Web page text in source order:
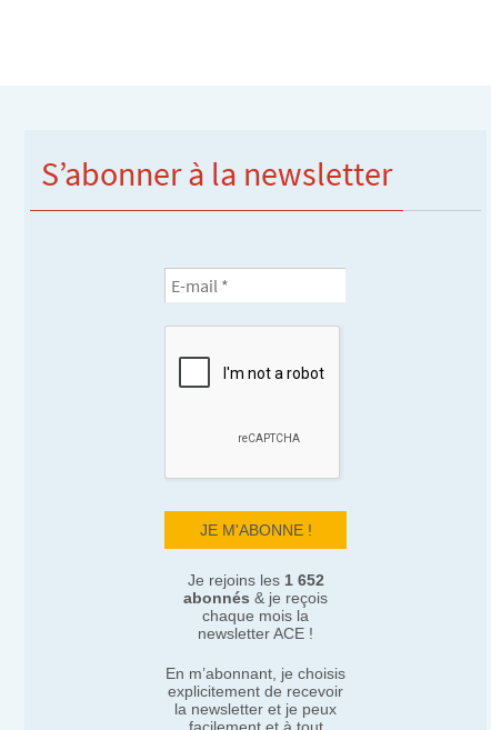
S’abonner à la newsletter
Je rejoins les 1 652
abonnés & je reçois
chaque mois la
newsletter ACE !
En m’abonnant, je choisis
explicitement de recevoir
la newsletter et je peux
facilement et à tout